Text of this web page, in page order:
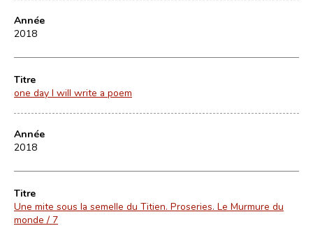
Année
2018
Titre
one day I will write a poem
Année
2018
Titre
Une mite sous la semelle du Titien. Proseries. Le Murmure du
monde / 7